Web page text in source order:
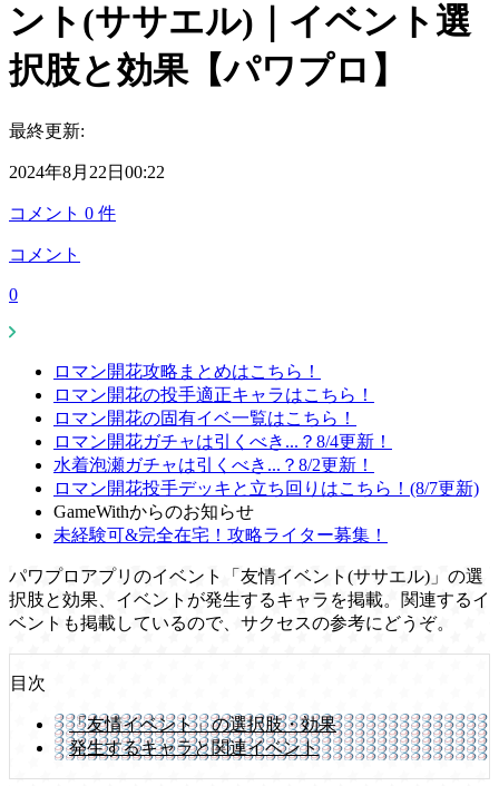
ント(ササエル)｜イベント選
択肢と効果【パワプロ】
最終更新:
2024年8月22日00:22
コメント 0 件
コメント
0
ロマン開花攻略まとめはこちら！
ロマン開花の投手適正キャラはこちら！
ロマン開花の固有イベ一覧はこちら！
ロマン開花ガチャは引くべき...？8/4更新！
水着泡瀬ガチャは引くべき...？8/2更新！
ロマン開花投手デッキと立ち回りはこちら！(8/7更新)
GameWithからのお知らせ
未経験可&完全在宅！攻略ライター募集！
パワプロアプリのイベント「友情イベント(ササエル)」の選
択肢と効果、イベントが発生するキャラを掲載。関連するイ
ベントも掲載しているので、サクセスの参考にどうぞ。
目次
「友情イベント」の選択肢・効果
発生するキャラと関連イベント